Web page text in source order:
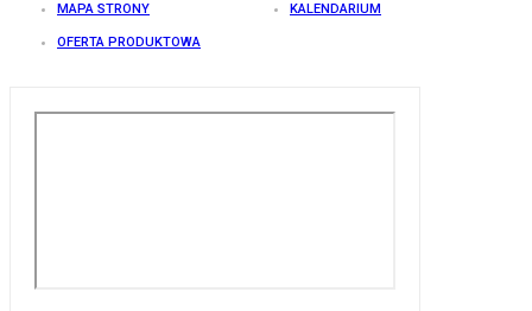
MAPA STRONY KALENDARIUM
OFERTA PRODUKTOWA